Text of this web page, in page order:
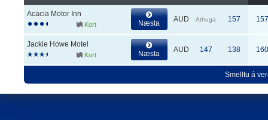
Acacia Motor Inn
Kort Næsta AUD Athuga 157 157
Jackie Howe Motel
Kort Næsta AUD 147 138 160
Smelltu á